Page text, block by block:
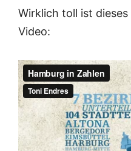
Wirklich toll ist dieses
Video: